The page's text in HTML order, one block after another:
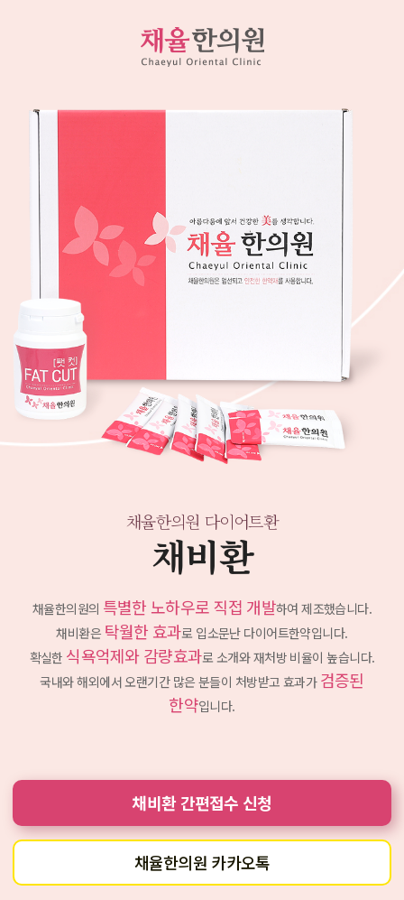
채율한의원 다이어트환
채비환
채율한의원의 특별한 노하우로 직접 개발하여 제조했습니다.
채비환은 탁월한 효과로 입소문난 다이어트한약입니다.
확실한 식욕억제와 감량효과로 소개와 재처방 비율이 높습니다.
국내와 해외에서 오랜기간 많은 분들이 처방받고 효과가 검증된
한약입니다.
채비환 간편접수 신청
채율한의원 카카오톡